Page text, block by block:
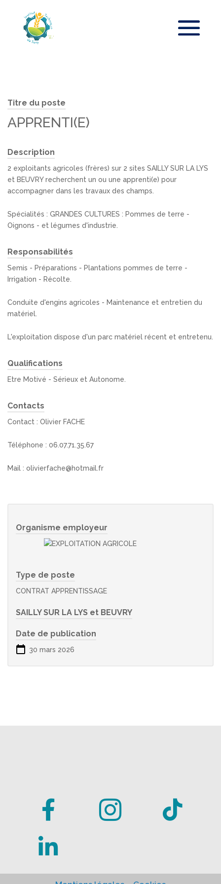
Titre du poste
APPRENTI(E)
Description
2 exploitants agricoles (frères) sur 2 sites SAILLY SUR LA LYS
et BEUVRY recherchent un ou une apprenti(e) pour
accompagner dans les travaux des champs.
Spécialités : GRANDES CULTURES : Pommes de terre -
Oignons - et légumes d'industrie.
Responsabilités
Semis - Préparations - Plantations pommes de terre -
Irrigation - Récolte.
Conduite d'engins agricoles - Maintenance et entretien du
matériel.
L'exploitation dispose d'un parc matériel récent et entretenu.
Qualifications
Etre Motivé - Sérieux et Autonome.
Contacts
Contact : Olivier FACHE
Téléphone : 06.07.71.35.67
Mail : olivierfache@hotmail.fr
Organisme employeur
Type de poste
CONTRAT APPRENTISSAGE
SAILLY SUR LA LYS et BEUVRY
Date de publication
30 mars 2026
 

